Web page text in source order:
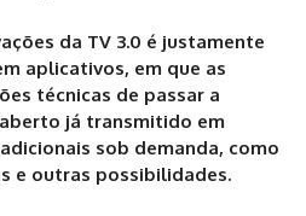
da TV 3.0 é justamente
aplicativos, em que as
técnicas de passar a
já transmitido em
sob demanda, como
e outras possibilidades.